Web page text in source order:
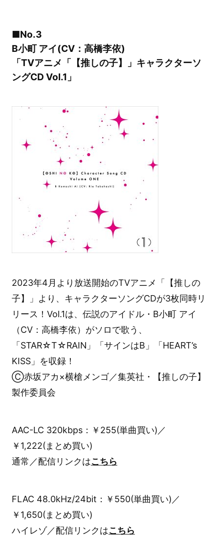
■No.3
B小町 アイ(CV：高橋李依)
「TVアニメ「【推しの子】」キャラクターソ
ングCD Vol.1」
2023年4月より放送開始のTVアニメ「【推しの
子】」より、キャラクターソングCDが3枚同時リ
リース！Vol.1は、伝説のアイドル・B小町 アイ
（CV：高橋李依）がソロで歌う、
「STAR☆T☆RAIN」「サインはB」「HEART’s
KISS」を収録！
Ⓒ赤坂アカ×横槍メンゴ／集英社・【推しの子】
製作委員会
AAC-LC 320kbps：￥255(単曲買い)／
￥1,222(まとめ買い)
通常／配信リンクはこちら
FLAC 48.0kHz/24bit：￥550(単曲買い)／
￥1,650(まとめ買い)
ハイレゾ／配信リンクはこちら